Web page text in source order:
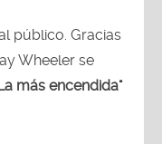
público. Gracias
Wheeler se
más encendida"